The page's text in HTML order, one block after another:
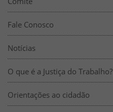
Fale Conosco
Notícias
O que é a Justiça do Trabalho?
Orientações ao cidadão